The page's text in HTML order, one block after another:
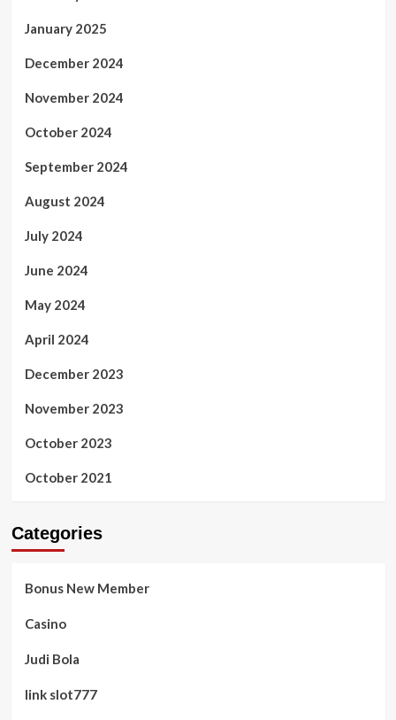
January 2025
December 2024
November 2024
October 2024
September 2024
August 2024
July 2024
June 2024
May 2024
April 2024
December 2023
November 2023
October 2023
October 2021
Categories
Bonus New Member
Casino
Judi Bola
link slot777